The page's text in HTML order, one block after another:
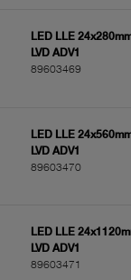
LED LLE
LVD ADV1
89603469
LED LLE
LVD ADV1
89603470
LED LLE
LVD ADV1
89603471